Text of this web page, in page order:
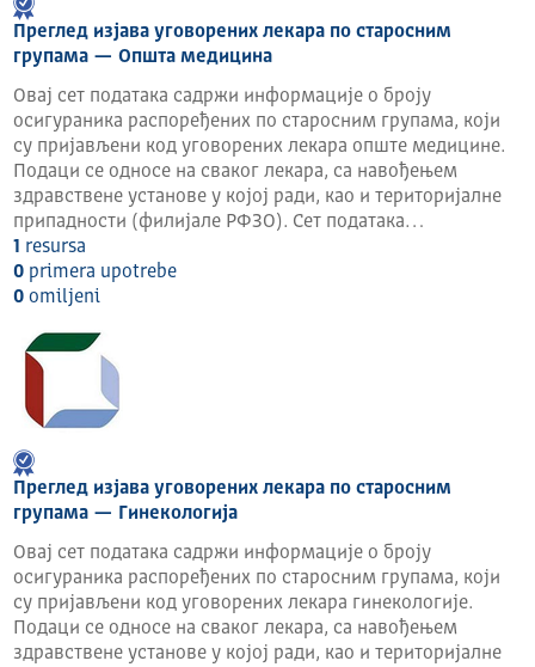
Подаци о приступачности особама са инвалидитетом
објеката које орган јавне власти користи
Прилаз лицима са инвалидитетом у инвалидским
колицима je обезбеђен
Преглед изјава уговорених лекара по старосним
групама — Општа медицина
Овај сет података садржи информације о броју
осигураника распоређених по старосним групама, који
су пријављени код уговорених лекара опште медицине.
Подаци се односе на сваког лекара, са навођењем
здравствене установе у којој ради, као и територијалне
припадности (филијале РФЗО). Сет података…
1 resursa
0 primera upotrebe
0 omilјeni
Преглед изјава уговорених лекара по старосним
групама — Гинекологија
Овај сет података садржи информације о броју
осигураника распоређених по старосним групама, који
су пријављени код уговорених лекара гинекологије.
Подаци се односе на сваког лекара, са навођењем
здравствене установе у којој ради, као и територијалне